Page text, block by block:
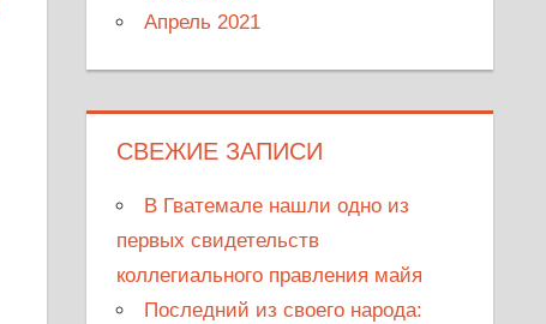
Апрель 2021
СВЕЖИЕ ЗАПИСИ
В Гватемале нашли одно из
первых свидетельств
коллегиального правления майя
Последний из своего народа: